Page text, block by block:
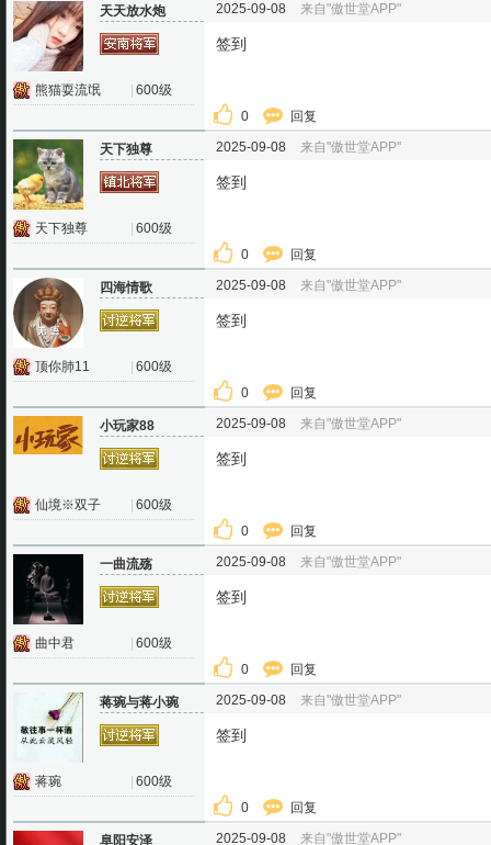
天天放水炮
熊猫耍流氓 600级
2025-09-08 来自"傲世堂APP"
签到
0 回复
天下独尊
天下独尊 600级
2025-09-08 来自"傲世堂APP"
签到
0 回复
四海情歌
顶你肺11 600级
2025-09-08 来自"傲世堂APP"
签到
0 回复
小玩家88
仙境※双子 600级
2025-09-08 来自"傲世堂APP"
签到
0 回复
一曲流殇
曲中君 600级
2025-09-08 来自"傲世堂APP"
签到
0 回复
蒋琬与蒋小琬
蒋琬 600级
2025-09-08 来自"傲世堂APP"
签到
0 回复
阜阳安泽 2025-09-08 来自"傲世堂APP"